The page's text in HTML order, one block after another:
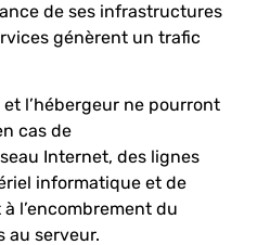
de ses infrastructures
génèrent un trafic
et l’hébergeur ne pourront
cas de
Internet, des lignes
informatique et de
l’encombrement du
au serveur.